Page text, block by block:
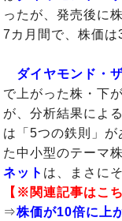
ったが、発売後に
7カ月間で、株価は
ダイヤモンド・
で上がった株・下
が、分析結果によ
は「5つの鉄則」
た中小型のテーマ
ネット は、まさに
【※関連記事はこち
⇒株価が10倍に上